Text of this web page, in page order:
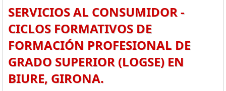
SERVICIOS AL CONSUMIDOR -
CICLOS FORMATIVOS DE
FORMACIÓN PROFESIONAL DE
GRADO SUPERIOR (LOGSE) EN
BIURE, GIRONA.